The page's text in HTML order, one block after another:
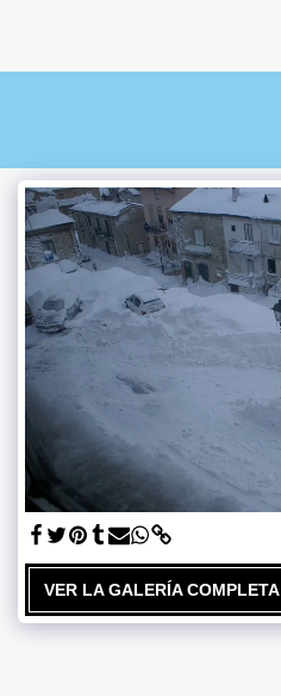
VER LA GALERÍA COMPLETA